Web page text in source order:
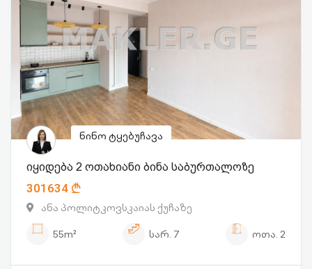
ნინო ტყებუჩავა
იყიდება 2 ოთახიანი ბინა საბურთალოზე
301634
ანა პოლიტკოვსკაიას ქუჩაზე
55m²
სარ. 7 ოთა. 2